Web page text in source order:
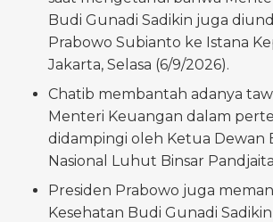
Budi Gunadi Sadikin juga
Prabowo Subianto ke Istana
Jakarta, Selasa (6/9/2026).
Chatib membantah adanya
Menteri Keuangan dalam
didampingi oleh Ketua Dewan
Nasional Luhut Binsar
Presiden Prabowo juga
Kesehatan Budi Gunadi